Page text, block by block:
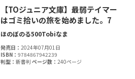
【TOジュニア文庫】最弱テイマー
はゴミ拾いの旅を始めました。7
ほのぼのる500Tobiなま
発売日：2024年07月01日
ISBN：9784867942239
判型：新書判ページ数：240ページ